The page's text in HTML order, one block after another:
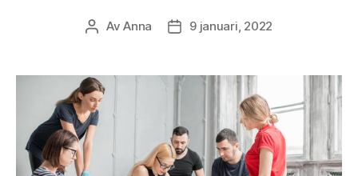
Inläggsförfattare
AvAnna Inläggsdatum
9 januari, 2022